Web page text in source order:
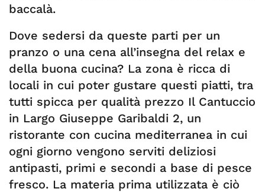
baccalà.
Dove sedersi da queste parti per un
pranzo o una cena all’insegna del relax e
della buona cucina? La zona è ricca di
locali in cui poter gustare questi piatti, tra
tutti spicca per qualità prezzo Il Cantuccio
in Largo Giuseppe Garibaldi 2, un
ristorante con cucina mediterranea in cui
ogni giorno vengono serviti deliziosi
antipasti, primi e secondi a base di pesce
fresco. La materia prima utilizzata è ciò